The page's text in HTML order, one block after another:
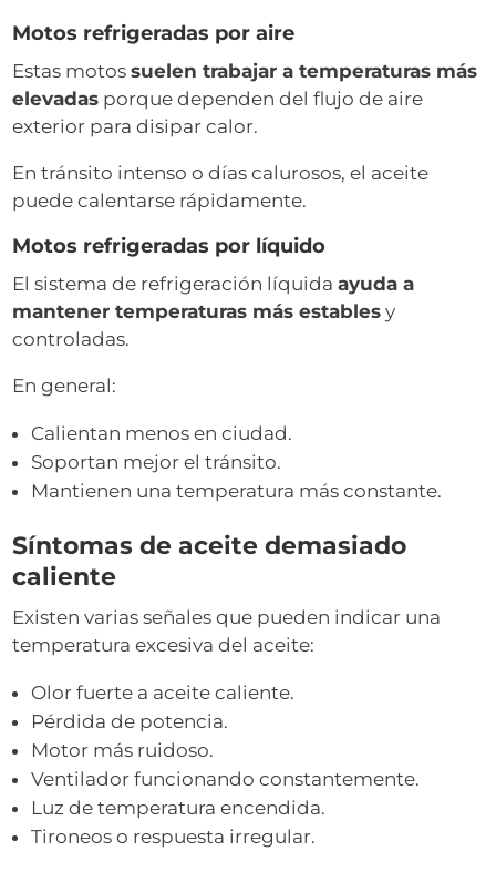
Motos refrigeradas por aire
Estas motossuelen trabajar a temperaturas más
elevadas porque dependen del flujo de aire
exterior para disipar calor.
En tránsito intenso o días calurosos, el aceite
puede calentarse rápidamente.
Motos refrigeradas por líquido
El sistema de refrigeración líquidaayuda a
mantener temperaturas más estables y
controladas.
En general:
Calientan menos en ciudad.
Soportan mejor el tránsito.
Mantienen una temperatura más constante.
Síntomas de aceite demasiado
caliente
Existen varias señales que pueden indicar una
temperatura excesiva del aceite:
Olor fuerte a aceite caliente.
Pérdida de potencia.
Motor más ruidoso.
Ventilador funcionando constantemente.
Luz de temperatura encendida.
Tironeos o respuesta irregular.